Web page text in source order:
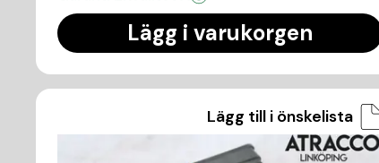
Lägg i varukorgen
Lägg till i önskelista